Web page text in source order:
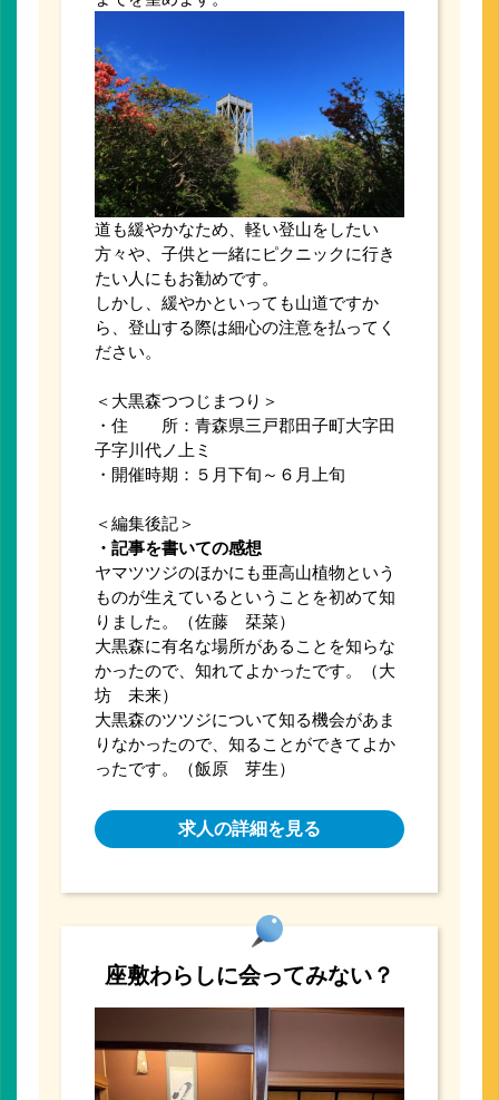
道も緩やかなため、軽い登山をしたい
方々や、子供と一緒にピクニックに行き
たい人にもお勧めです。
しかし、緩やかといっても山道ですか
ら、登山する際は細心の注意を払ってく
ださい。
＜大黒森つつじまつり＞
・住 所：青森県三戸郡田子町大字田
子字川代ノ上ミ
・開催時期：５月下旬～６月上旬
＜編集後記＞
・記事を書いての感想
ヤマツツジのほかにも亜高山植物という
ものが生えているということを初めて知
りました。（佐藤 栞菜）
大黒森に有名な場所があることを知らな
かったので、知れてよかったです。（大
坊 未来）
大黒森のツツジについて知る機会があま
りなかったので、知ることができてよか
ったです。（飯原 芽生）
求人の詳細を見る
座敷わらしに会ってみない？